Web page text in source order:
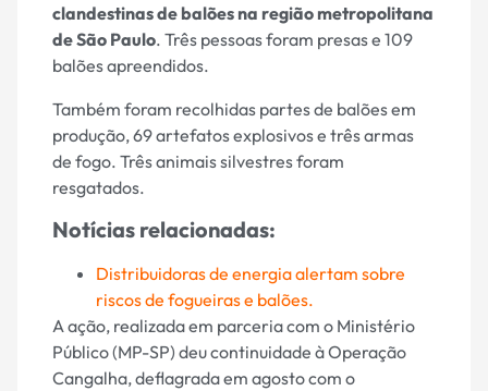
clandestinas de balões na região metropolitana
de São Paulo. Três pessoas foram presas e 109
balões apreendidos.
Também foram recolhidas partes de balões em
produção, 69 artefatos explosivos e três armas
de fogo. Três animais silvestres foram
resgatados.
Notícias relacionadas:
Distribuidoras de energia alertam sobre
riscos de fogueiras e balões.
A ação, realizada em parceria com o Ministério
Público (MP-SP) deu continuidade à Operação
Cangalha, deflagrada em agosto com o